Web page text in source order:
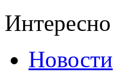
Интересно
Новости